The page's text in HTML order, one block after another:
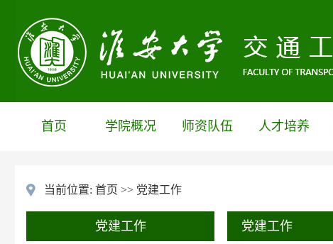
首页 学院概况 师资队伍 人才培养
当前位置: 首页 >> 党建工作
党建工作 党建工作